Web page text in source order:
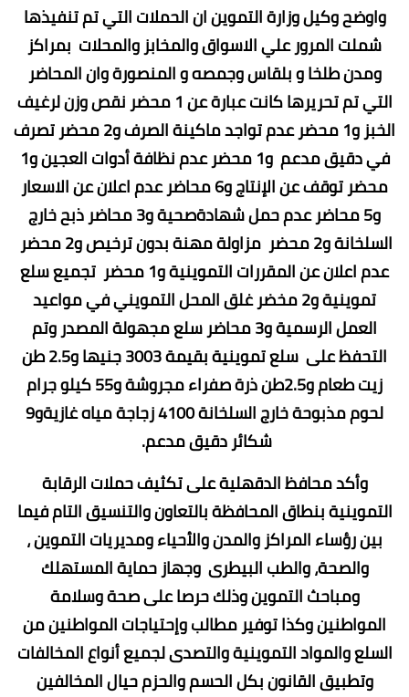
واوضح وكيل وزارة التموين ان الحملات التي تم تنفيذها
شملت المرور علي الاسواق والمخابز والمحلات بمراكز
ومدن طلخا و بلقاس وجمصه و المنصورة وان المحاضر
التي تم تحريرها كانت عبارة عن 1 محضر نقص وزن لرغيف
الخبز و1 محضر عدم تواجد ماكينة الصرف و2 محضر تصرف
في دقيق مدعم و1 محضر عدم نظافة أدوات العجين و1
محضر توقف عن الإنتاج و6 محاضر عدم اعلان عن الاسعار
و5 محاضر عدم حمل شهادةصحية و3 محاضر ذبح خارج
السلخانة و2 محضر مزاولة مهنة بدون ترخيص و2 محضر
عدم اعلان عن المقررات التموينية و1 محضر تجميع سلع
تموينية و2 مخضر غلق المحل التمويني في مواعيد
العمل الرسمية و3 محاضر سلع مجهولة المصدر وتم
التحفظ على سلع تموينية بقيمة 3003 جنيها و2.5 طن
زيت طعام و2.5طن ذرة صفراء مجروشة و55 كيلو جرام
لحوم مذبوحة خارج السلخانة 4100 زجاجة مياه غازيةو9
شكائر دقيق مدعم.
وأكد محافظ الدقهلية على تكثيف حملات الرقابة
التموينية بنطاق المحافظة بالتعاون والتنسيق التام فيما
بين رؤساء المراكز والمدن والأحياء ومديريات التموين ،
والصحة، والطب البيطرى وجهاز حماية المستهلك
ومباحث التموين وذلك حرصا على صحة وسلامة
المواطنين وكذا توفير مطالب وإحتياجات المواطنين من
السلع والمواد التموينية والتصدى لجميع أنواع المخالفات
وتطبيق القانون بكل الحسم والحزم حيال المخالفين